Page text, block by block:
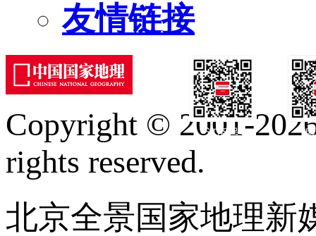
友情链接
订阅号
Copyright © 2001-
rights reserved.
北京全景国家地理新